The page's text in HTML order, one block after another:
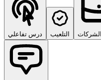
درس تفاعلي التلعيب